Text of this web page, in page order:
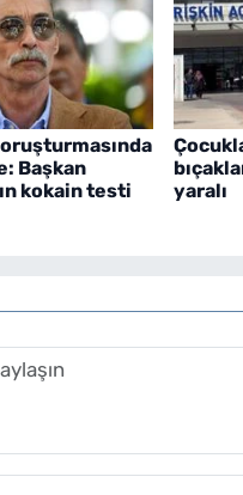
Başkan
kokain testi
yaralı